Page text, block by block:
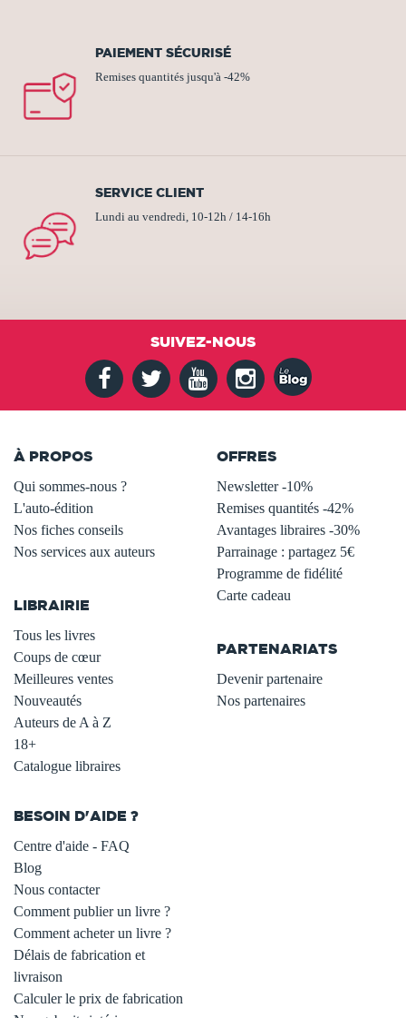
PAIEMENT SÉCURISÉ
Remises quantités jusqu'à -42%
SERVICE CLIENT
Lundi au vendredi, 10-12h / 14-16h
SUIVEZ-NOUS
À PROPOS
Qui sommes-nous ?
L'auto-édition
Nos fiches conseils
Nos services aux auteurs
LIBRAIRIE
Tous les livres
Coups de cœur
Meilleures ventes
Nouveautés
Auteurs de A à Z
18+
Catalogue libraires
OFFRES
Newsletter -10%
Remises quantités -42%
Avantages libraires -30%
Parrainage : partagez 5€
Programme de fidélité
Carte cadeau
PARTENARIATS
Devenir partenaire
Nos partenaires
BESOIN D'AIDE ?
Centre d'aide - FAQ
Blog
Nous contacter
Comment publier un livre ?
Comment acheter un livre ?
Délais de fabrication et
livraison
Calculer le prix de fabrication